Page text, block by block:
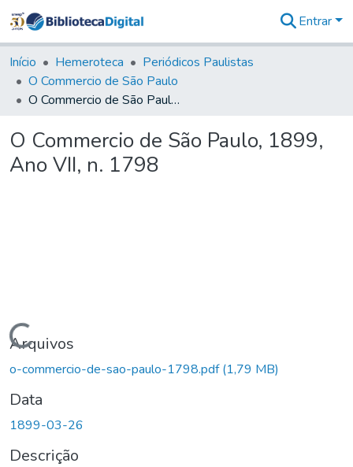
&
Coleções
Tudo na
Biblioteca
Estatísticas
Entrar
Início Hemeroteca
Periódicos Paulistas
O Commercio de São Paulo
O Commercio de São Paulo, 1899, Ano VII, n. 1798
O Commercio de São Paulo, 1899,
Ano VII, n. 1798
Carregando...
Arquivos
o-commercio-de-sao-paulo-1798.pdf(1,79 MB)
Data
1899-03-26
Descrição